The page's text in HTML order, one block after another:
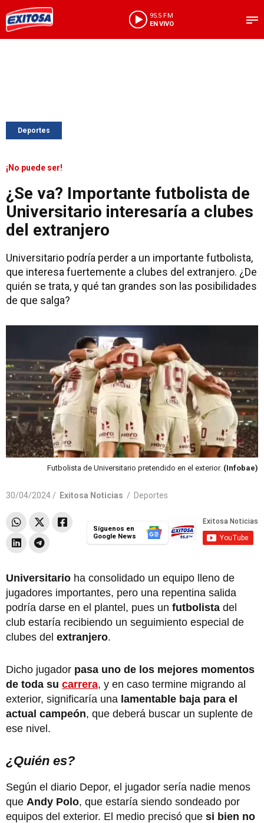
95.5 FM
EN VIVO
Deportes
¡No puede ser!
¿Se va? Importante futbolista de
Universitario interesaría a clubes
del extranjero
Universitario podría perder a un importante futbolista,
que interesa fuertemente a clubes del extranjero. ¿De
quién se trata, y qué tan grandes son las posibilidades
de que salga?
Futbolista de Universitario pretendido en el exterior. (Infobae)
30/04/2024 / Exitosa Noticias / Deportes
Síguenos en
Google News
Universitario ha consolidado un equipo lleno de
jugadores importantes, pero una repentina salida
podría darse en el plantel, pues un futbolista del
club estaría recibiendo un seguimiento especial de
clubes del extranjero.
Dicho jugador pasa uno de los mejores momentos
de toda su carrera, y en caso termine migrando al
exterior, significaría una lamentable baja para el
actual campeón, que deberá buscar un suplente de
ese nivel.
¿Quién es?
Según el diario Depor, el jugador sería nadie menos
que Andy Polo, que estaría siendo sondeado por
equipos del exterior. El medio precisó que si bien no